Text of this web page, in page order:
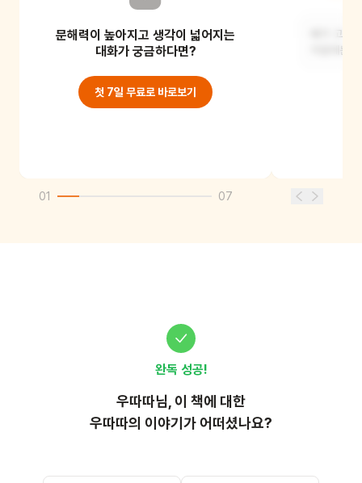
친구가 된 봄봄이, 우람이, 노란 대문
할머니, 생선 가
문해력이 높아지고 생각이 넓어지는
대화가 궁금하다면?
첫 7일 무료로 바로보기
배가 고파
처음에는
01 07
완독 성공!
우따따님, 이 책에 대한
우따따의 이야기가 어떠셨나요?